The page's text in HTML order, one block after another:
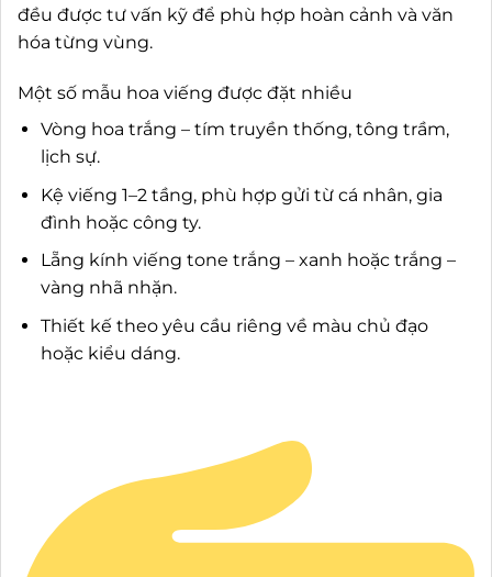
đều được tư vấn kỹ để phù hợp hoàn cảnh và văn
hóa từng vùng.
Một số mẫu hoa viếng được đặt nhiều
Vòng hoa trắng – tím truyền thống, tông trầm,
lịch sự.
Kệ viếng 1–2 tầng, phù hợp gửi từ cá nhân, gia
đình hoặc công ty.
Lẵng kính viếng tone trắng – xanh hoặc trắng –
vàng nhã nhặn.
Thiết kế theo yêu cầu riêng về màu chủ đạo
hoặc kiểu dáng.